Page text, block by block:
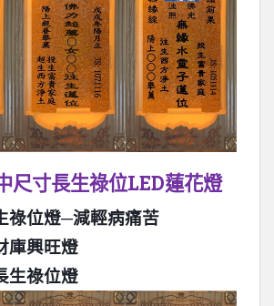
尺寸長生祿位LED蓮花燈
祿位燈─減輕病痛苦
庫興旺燈
生祿位燈